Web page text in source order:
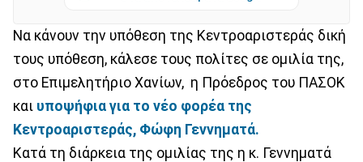
Να κάνουν την υπόθεση της Κεντροαριστεράς δική
τους υπόθεση, κάλεσε τους πολίτες σε ομιλία της,
στο Επιμελητήριο Χανίων, η Πρόεδρος του ΠΑΣΟΚ
και υποψήφια για το νέο φορέα της
Κεντροαριστεράς, Φώφη Γεννηματά.
Κατά τη διάρκεια της ομιλίας της η κ. Γεννηματά